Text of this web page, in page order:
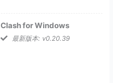
Clash for Windows
最新版本: v0.20.39